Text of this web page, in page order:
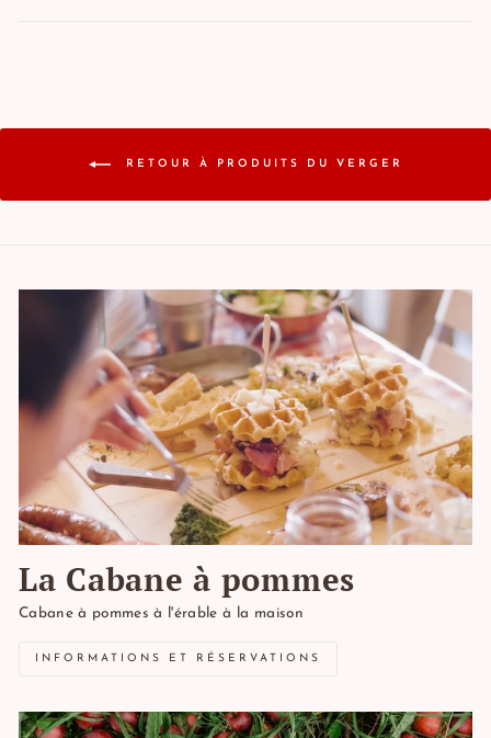
RETOUR À PRODUITS DU VERGER
La Cabane à pommes
Cabane à pommes à l'érable à la maison
INFORMATIONS ET RÉSERVATIONS